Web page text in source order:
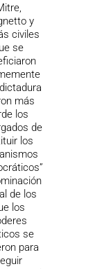
y
civiles
se
más
los
de
los
de los
los
se
para